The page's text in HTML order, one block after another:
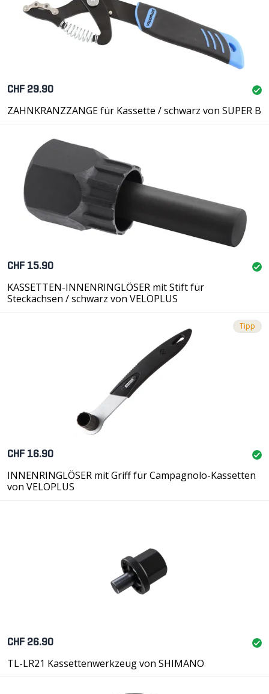
CHF 29.90
ZAHNKRANZZANGE für Kassette / schwarz von SUPER B
CHF 15.90
KASSETTEN-INNENRINGLÖSER mit Stift für
Steckachsen / schwarz von VELOPLUS
Tipp
CHF 16.90
INNENRINGLÖSER mit Griff für Campagnolo-Kassetten
von VELOPLUS
CHF 26.90
TL-LR21 Kassettenwerkzeug von SHIMANO